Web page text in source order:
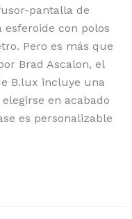
pantalla de
con polos
Pero es más que
Brad Ascalon, el
B.lux incluye una
en acabado
es personalizable